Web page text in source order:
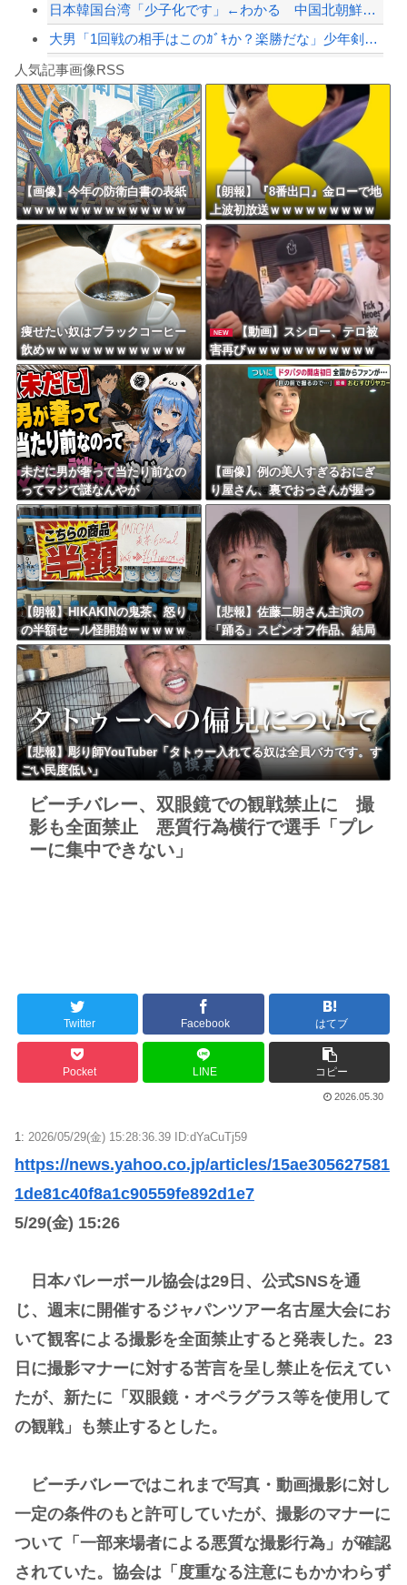
Powered by livedoor 相互RSS
日本韓国台湾「少子化です」←わかる 中国北朝鮮「少子化です」←強権国家でも止めら...
大男「1回戦の相手はこのｶﾞｷか？楽勝だな」少年剣士「…ふんっ、あまり調子に乗ら...
サイゼで安く腹パンになる組み合わせなんだと思う？
【朗報】ウェットスーツの脱ぎ方を教えるたった20秒の動画、900万回以上再生され...
8/4のニュース
日本旅行キャンセルすべきか…1万年ぶり史上最大級の火山の兆し＝韓国の反応
更新中止のお知らせ
海外「おめでとうタキ！」リヴァプール南野がバースデーゴール！！
Powered by livedoor 相互RSS
人気記事画像RSS
【画像】今年の防衛白書の表紙
ｗｗｗｗｗｗｗｗｗｗｗｗｗｗ
ｗｗｗｗｗ
【朗報】『8番出口』金ローで地
上波初放送ｗｗｗｗｗｗｗｗｗ
ｗｗｗｗ
痩せたい奴はブラックコーヒー
飲めｗｗｗｗｗｗｗｗｗｗｗｗ
ｗ
NEW
【動画】スシロー、テロ被
害再びｗｗｗｗｗｗｗｗｗｗｗ
ｗ
未だに男が奢って当たり前なの
ってマジで謎なんやが
【画像】例の美人すぎるおにぎ
り屋さん、裏でおっさんが握っ
ていたｗｗｗｗｗｗｗｗｗｗｗ
ｗｗｗｗｗｗ
【朗報】HIKAKINの鬼茶、怒り
の半額セール怪開始ｗｗｗｗｗ
ｗｗｗｗｗｗｗｗｗ
【悲報】佐藤二朗さん主演の
「踊る」スピンオフ作品、結局
撮影中止が決定ｗｗｗｗｗｗｗ
【悲報】彫り師YouTuber「タトゥー入れてる奴は全員バカです。す
ごい民度低い」
ビーチバレー、双眼鏡での観戦禁止に 撮
影も全面禁止 悪質行為横行で選手「プレ
ーに集中できない」
Twitter Facebook はてブ
Pocket LINE コピー
2026.05.30
1: 2026/05/29(金) 15:28:36.39 ID:dYaCuTj59
https://news.yahoo.co.jp/articles/15ae305627581
1de81c40f8a1c90559fe892d1e7
5/29(金) 15:26
日本バレーボール協会は29日、公式SNSを通
じ、週末に開催するジャパンツアー名古屋大会にお
いて観客による撮影を全面禁止すると発表した。23
日に撮影マナーに対する苦言を呈し禁止を伝えてい
たが、新たに「双眼鏡・オペラグラス等を使用して
の観戦」も禁止するとした。
ビーチバレーではこれまで写真・動画撮影に対し
一定の条件のもと許可していたが、撮影のマナーに
ついて「一部来場者による悪質な撮影行為」が確認
されていた。協会は「度重なる注意にもかかわらず